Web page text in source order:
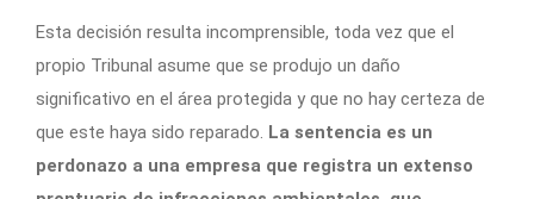
Esta decisión resulta incomprensible, toda vez que el
propio Tribunal asume que se produjo un daño
significativo en el área protegida y que no hay certeza de
que este haya sido reparado. La sentencia es un
perdonazo a una empresa que registra un extenso